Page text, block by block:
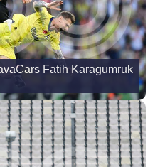
Fatih Karagumruk